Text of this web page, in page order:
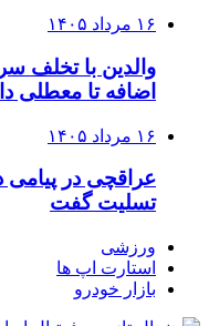
۱۶ مرداد ۱۴۰۵
والدین با تخلف
اضافه تا معطلی
۱۶ مرداد ۱۴۰۵
عراقچی در پیامی
تسلیت گفت
ورزشی
استارت اپ ها
بازار خودرو